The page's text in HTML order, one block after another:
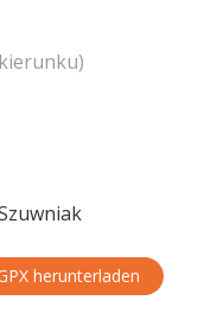
herunterladen